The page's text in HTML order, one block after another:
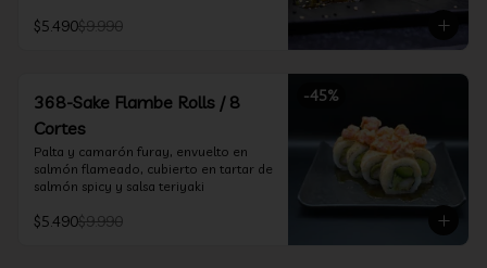
$5.490$9.990
-45%
368-Sake Flambe Rolls / 8
Cortes
Palta y camarón furay, envuelto en
salmón flameado, cubierto en tartar de
salmón spicy y salsa teriyaki
$5.490$9.990